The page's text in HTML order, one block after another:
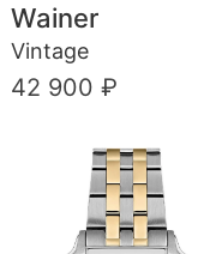
Wainer
Vintage
42 900 ₽